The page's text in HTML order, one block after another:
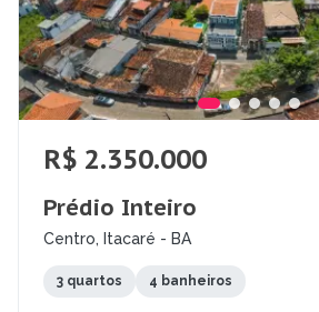
R$ 2.350.000
Prédio Inteiro
Centro, Itacaré - BA
3 quartos 4 banheiros